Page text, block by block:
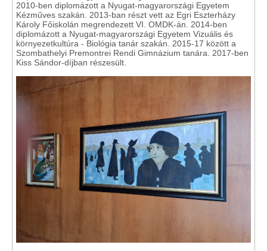
2010-ben diplomázott a Nyugat-magyarországi Egyetem
Kézműves szakán. 2013-ban részt vett az Egri Eszterházy
Károly Főiskolán megrendezett VI. OMDK-án. 2014-ben
diplomázott a Nyugat-magyarországi Egyetem Vizuális és
környezetkultúra - Biológia tanár szakán. 2015-17 között a
Szombathelyi Premontrei Rendi Gimnázium tanára. 2017-ben
Kiss Sándor-díjban részesült.